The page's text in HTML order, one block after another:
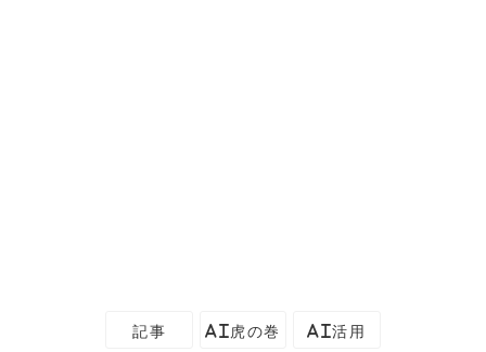
記事 AI虎の巻 AI活用